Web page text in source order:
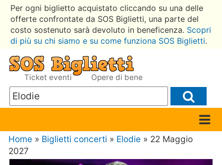
Per ogni biglietto acquistato cliccando su una delle
offerte confrontate da SOS Biglietti, una parte del
costo sostenuto sarà devoluto in beneficenza. Scopri
di più su chi siamo e su come funziona SOS Biglietti.
Ticket eventi Opere di bene
Home » Biglietti concerti » Elodie » 22 Maggio
2027